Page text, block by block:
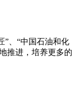
”、“中国石油和化
推进，培养更多的